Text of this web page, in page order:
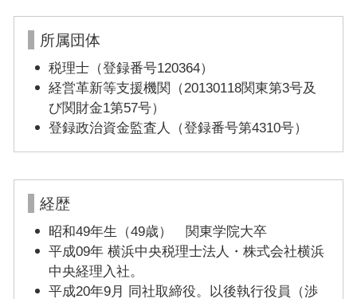
所属団体
税理士（登録番号120364）
経営革新等支援機関（20130118関東第3号及
び関財金1第57号）
登録政治資金監査人（登録番号第4310号）
経歴
昭和49年生（49歳） 関東学院大卒
平成09年 横浜中央税理士法人・株式会社横浜
中央経理入社。
平成20年9月 同社取締役。以後執行役員（渉